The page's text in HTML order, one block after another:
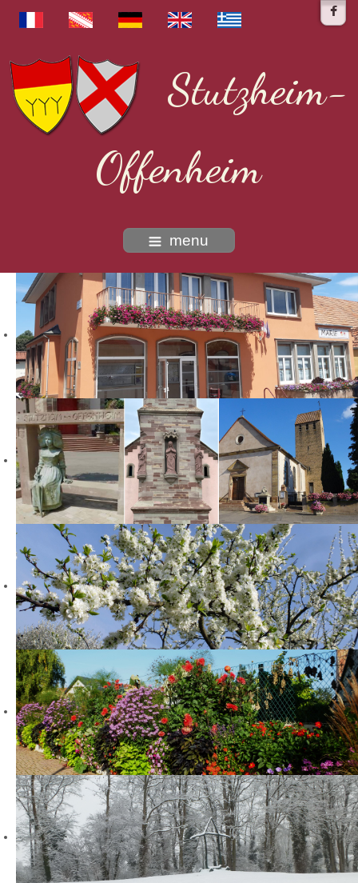
Stutzheim-
Offenheim
menu